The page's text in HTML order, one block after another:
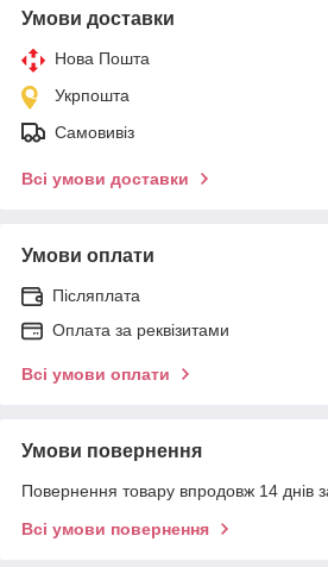
Умови доставки
Нова Пошта
Укрпошта
Самовивіз
Всі умови доставки
Умови оплати
Післяплата
Оплата за реквізитами
Всі умови оплати
Умови повернення
Повернення товару впродовж 14 днів
Всі умови повернення